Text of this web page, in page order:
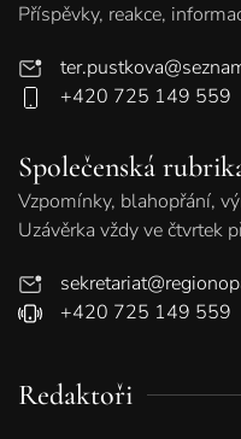
Příspěvky, reakce,
+420 725 149 559
Společenská
Vzpomínky, blahopřání,
Uzávěrka vždy ve čtvrtek
+420 725 149 559
Redaktoři